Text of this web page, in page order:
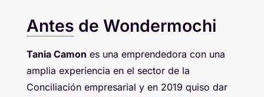
Antes de Wondermochi
Tania Camon es una emprendedora con una
amplia experiencia en el sector de la
Conciliación empresarial y en 2019 quiso dar